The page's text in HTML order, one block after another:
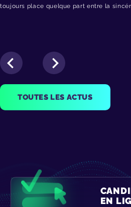
toujours place quelque part entre la
TOUTES LES ACTUS
EN